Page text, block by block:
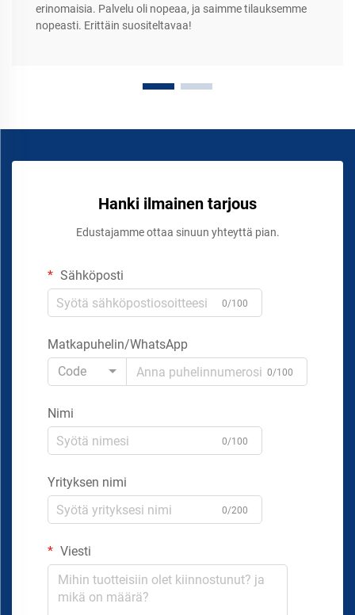
erinomaisia. Palvelu oli nopeaa, ja saimme tilauksemme
nopeasti. Erittäin suositeltavaa!
Hanki ilmainen tarjous
Edustajamme ottaa sinuun yhteyttä pian.
Sähköposti
0/100
Matkapuhelin/WhatsApp
Code
0/100
Nimi
0/100
Yrityksen nimi
0/200
Viesti